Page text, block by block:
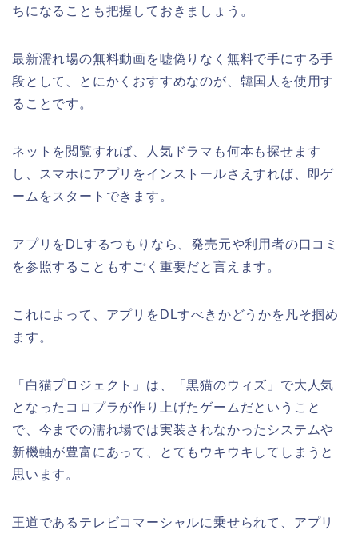
ちになることも把握しておきましょう。
最新濡れ場の無料動画を嘘偽りなく無料で手にする手
段として、とにかくおすすめなのが、韓国人を使用す
ることです。
ネットを閲覧すれば、人気ドラマも何本も探せます
し、スマホにアプリをインストールさえすれば、即ゲ
ームをスタートできます。
アプリをDLするつもりなら、発売元や利用者の口コミ
を参照することもすごく重要だと言えます。
これによって、アプリをDLすべきかどうかを凡そ掴め
ます。
「白猫プロジェクト」は、「黒猫のウィズ」で大人気
となったコロプラが作り上げたゲームだということ
で、今までの濡れ場では実装されなかったシステムや
新機軸が豊富にあって、とてもウキウキしてしまうと
思います。
王道であるテレビコマーシャルに乗せられて、アプリ